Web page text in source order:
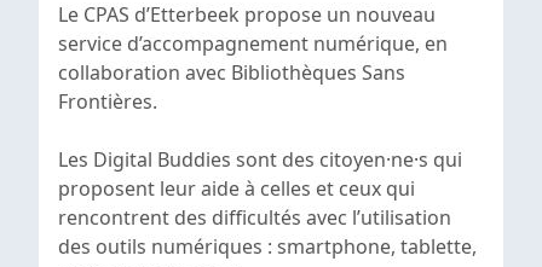
Le CPAS d’Etterbeek propose un nouveau
service d’accompagnement numérique, en
collaboration avec Bibliothèques Sans
Frontières.
Les Digital Buddies sont des citoyen·ne·s qui
proposent leur aide à celles et ceux qui
rencontrent des difficultés avec l’utilisation
des outils numériques : smartphone, tablette,